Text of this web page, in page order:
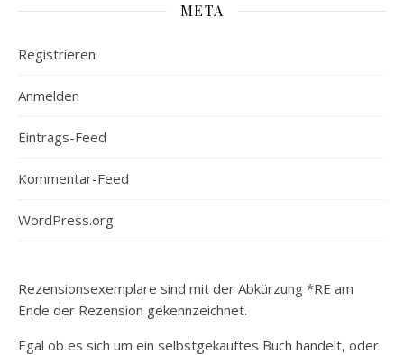
META
Registrieren
Anmelden
Eintrags-Feed
Kommentar-Feed
WordPress.org
Rezensionsexemplare sind mit der Abkürzung *RE am
Ende der Rezension gekennzeichnet.
Egal ob es sich um ein selbstgekauftes Buch handelt, oder